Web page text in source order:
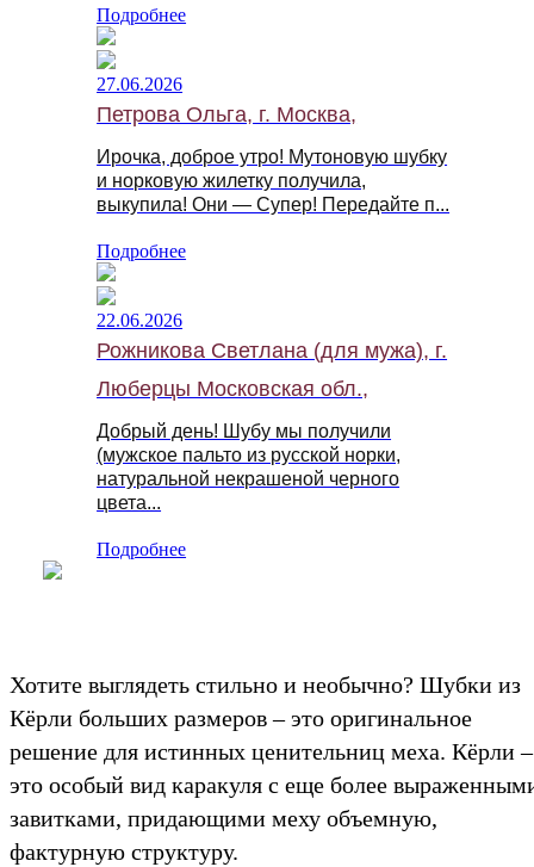
Подробнее
27.06.2026
Петрова Ольга, г. Москва,
Ирочка, доброе утро! Мутоновую шубку
и норковую жилетку получила,
выкупила! Они — Супер! Передайте п...
Подробнее
22.06.2026
Рожникова Светлана (для мужа), г.
Люберцы Московская обл.,
Добрый день! Шубу мы получили
(мужское пальто из русской норки,
натуральной некрашеной черного
цвета...
Подробнее
Хотите выглядеть стильно и необычно? Шубки из
Кёрли больших размеров – это оригинальное
решение для истинных ценительниц меха. Кёрли –
это особый вид каракуля с еще более
завитками, придающими меху объемную,
фактурную структуру.